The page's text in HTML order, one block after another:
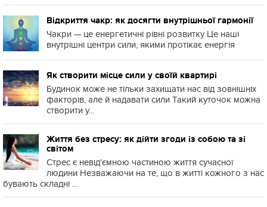
Відкриття чакр: як досягти внутрішньої гармонії
Чакри — це енергетичні рівні розвитку Це наші
внутрішні центри сили, якими протікає енергія
Як створити місце сили у своїй квартирі
Будинок може не тільки захищати нас від зовнішніх
факторів, але й надавати сили Такий куточок можна
створити у...
Життя без стресу: як дійти згоди із собою та зі
світом
Стрес є невід'ємною частиною життя сучасної
людини Незважаючи на те, що в житті кожного з нас
бувають складні ...